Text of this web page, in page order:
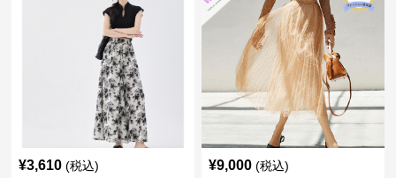
¥3,610 (税込) ¥9,000 (税込)